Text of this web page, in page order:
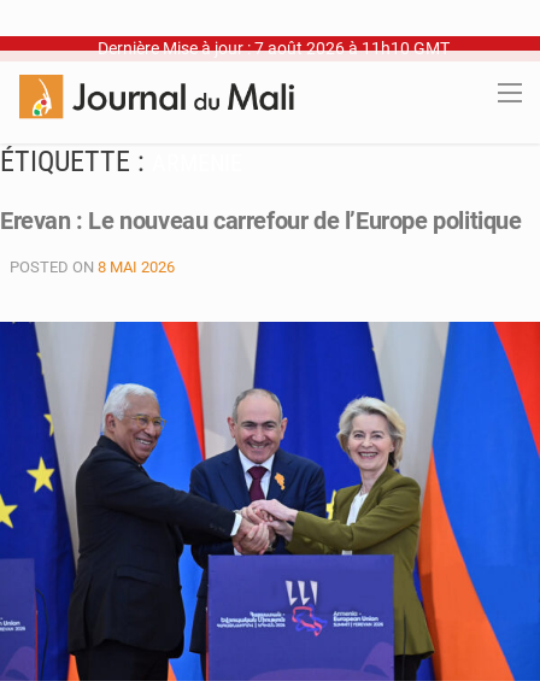
Dernière Mise à jour : 7 août 2026 à 11h10 GMT
ÉTIQUETTE :
Erevan : Le nouveau carrefour de l’Europe politique
POSTED ON 8 MAI 2026